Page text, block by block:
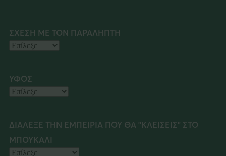
ΣΧΕΣΗ ΜΕ ΤΟΝ ΠΑΡΑΛΗΠΤΗ
ΥΦΟΣ
ΔΙΑΛΕΞΕ ΤΗΝ ΕΜΠΕΙΡΙΑ ΠΟΥ ΘΑ "ΚΛΕΙΣΕΙΣ" ΣΤΟ
ΜΠΟΥΚΑΛΙ